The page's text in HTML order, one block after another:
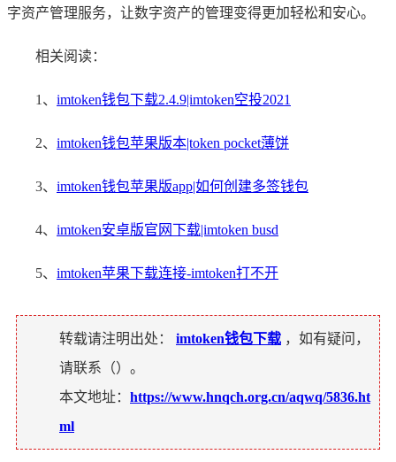
字资产管理服务，让数字资产的管理变得更加轻松和安心。
相关阅读：
1、 imtoken钱包下载2.4.9|imtoken空投2021
2、 imtoken钱包苹果版本|token pocket薄饼
3、 imtoken钱包苹果版app|如何创建多签钱包
4、 imtoken安卓版官网下载|imtoken busd
5、 imtoken苹果下载连接-imtoken打不开
转载请注明出处： imtoken钱包下载 ，如有疑问，
请联系（）。
本文地址： https://www.hnqch.org.cn/aqwq/5836.ht
ml